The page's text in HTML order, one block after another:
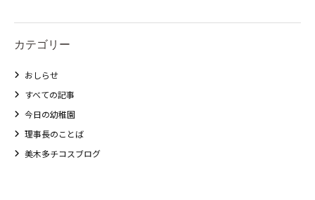
カテゴリー
おしらせ
すべての記事
今日の幼稚園
理事長のことば
美木多チコスブログ